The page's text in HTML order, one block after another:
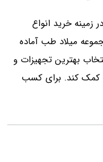
زمینه خرید انواع
میلاد طب آماده
بهترین تجهیزات و
کمک کند. برای کسب